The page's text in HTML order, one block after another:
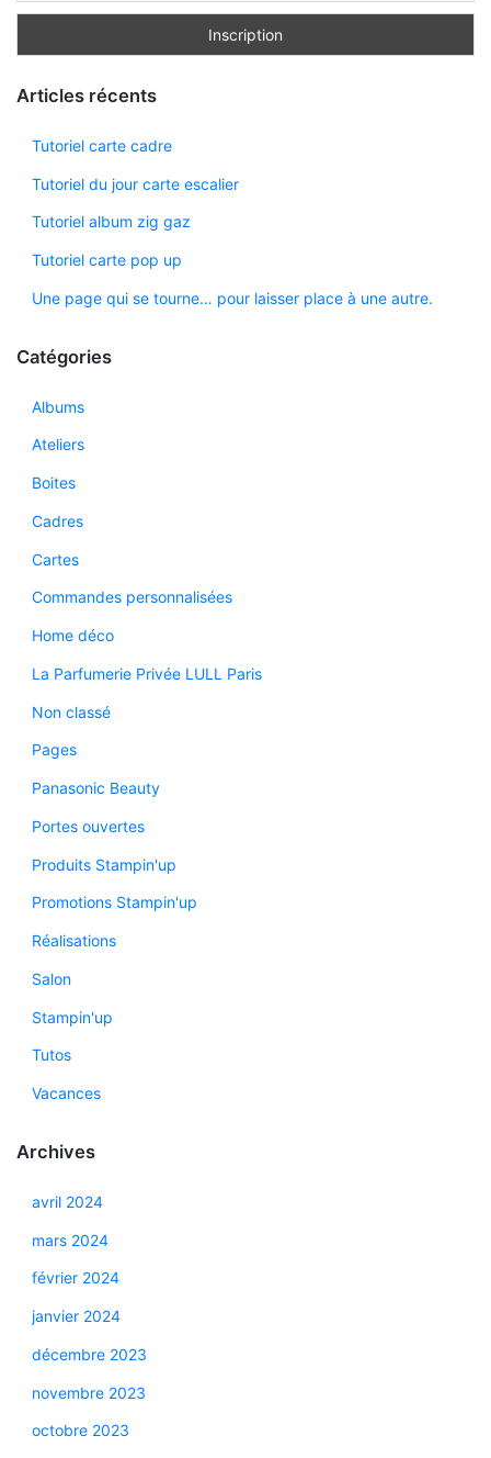
Articles récents
Tutoriel carte cadre
Tutoriel du jour carte escalier
Tutoriel album zig gaz
Tutoriel carte pop up
Une page qui se tourne… pour laisser place à une autre.
Catégories
Albums
Ateliers
Boites
Cadres
Cartes
Commandes personnalisées
Home déco
La Parfumerie Privée LULL Paris
Non classé
Pages
Panasonic Beauty
Portes ouvertes
Produits Stampin'up
Promotions Stampin'up
Réalisations
Salon
Stampin'up
Tutos
Vacances
Archives
avril 2024
mars 2024
février 2024
janvier 2024
décembre 2023
novembre 2023
octobre 2023